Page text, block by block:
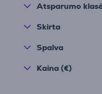
Atsparumo
Skirta
Spalva
Kaina (€)